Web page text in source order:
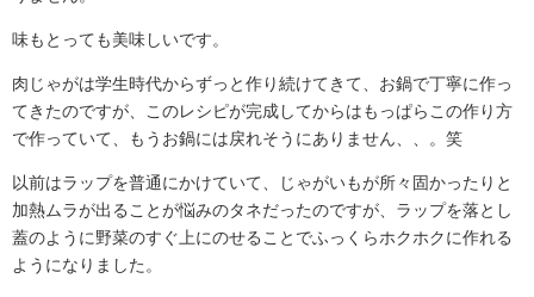
味もとっても美味しいです。
肉じゃがは学生時代からずっと作り続けてきて、お鍋で丁寧に作っ
てきたのですが、このレシピが完成してからはもっぱらこの作り方
で作っていて、もうお鍋には戻れそうにありません、、。笑
以前はラップを普通にかけていて、じゃがいもが所々固かったりと
加熱ムラが出ることが悩みのタネだったのですが、ラップを落とし
蓋のように野菜のすぐ上にのせることでふっくらホクホクに作れる
ようになりました。